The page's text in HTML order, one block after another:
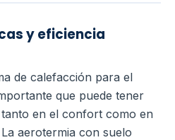
y eficiencia
de calefacción para el
que puede tener
en el confort como en
aerotermia con suelo